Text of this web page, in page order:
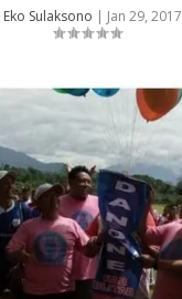
Eko Sulaksono | Jan 29, 2017